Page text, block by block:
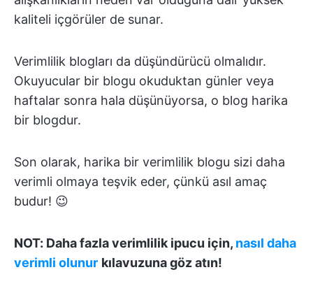
kaliteli içgörüler de sunar.
Verimlilik blogları da düşündürücü olmalıdır.
Okuyucular bir blogu okuduktan günler veya
haftalar sonra hala düşünüyorsa, o blog harika
bir blogdur.
Son olarak, harika bir verimlilik blogu sizi daha
verimli olmaya teşvik eder, çünkü asıl amaç
budur! 😉
NOT: Daha fazla verimlilik ipucu için, nasıl daha
verimli olunur kılavuzuna göz atın!